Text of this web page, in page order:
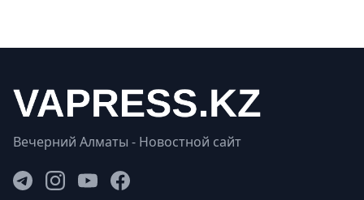
Вечерний Алматы - Новостной сайт